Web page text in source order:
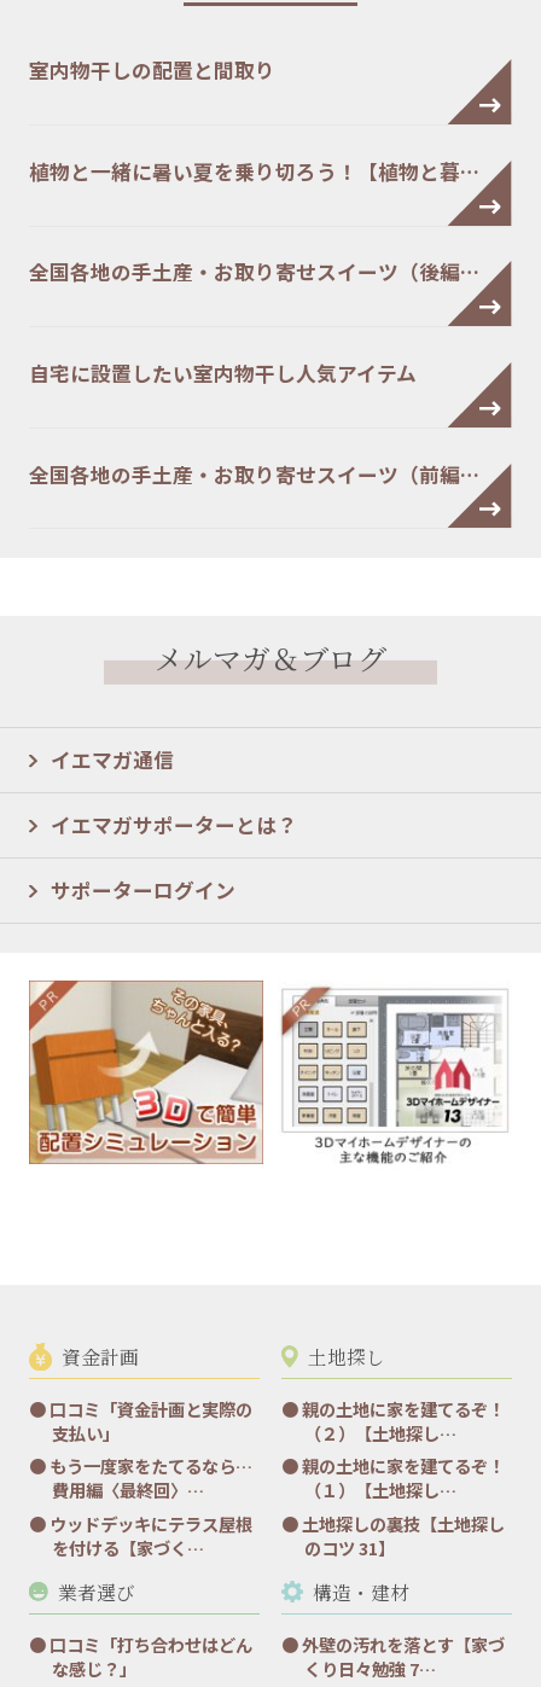
室内物干しの配置と間取り
植物と一緒に暑い夏を乗り切ろう！【植物と暮…
全国各地の手土産・お取り寄せスイーツ（後編…
自宅に設置したい室内物干し人気アイテム
全国各地の手土産・お取り寄せスイーツ（前編…
メルマガ＆ブログ
イエマガ通信
イエマガサポーターとは？
サポーターログイン
資金計画
口コミ「資金計画と実際の
支払い」
もう一度家をたてるなら…
費用編〈最終回〉…
ウッドデッキにテラス屋根
を付ける【家づく…
土地探し
親の土地に家を建てるぞ！
（２）【土地探し…
親の土地に家を建てるぞ！
（１）【土地探し…
土地探しの裏技【土地探し
のコツ 31】
業者選び
口コミ「打ち合わせはどん
な感じ？」
構造・建材
外壁の汚れを落とす【家づ
くり日々勉強 7…